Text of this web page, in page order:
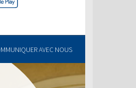
AVEC NOUS